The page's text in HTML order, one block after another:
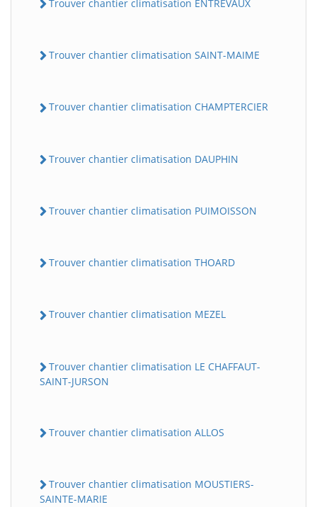
Trouver chantier climatisation ENTREVAUX
Trouver chantier climatisation SAINT-MAIME
Trouver chantier climatisation CHAMPTERCIER
Trouver chantier climatisation DAUPHIN
Trouver chantier climatisation PUIMOISSON
Trouver chantier climatisation THOARD
Trouver chantier climatisation MEZEL
Trouver chantier climatisation LE CHAFFAUT-
SAINT-JURSON
Trouver chantier climatisation ALLOS
Trouver chantier climatisation MOUSTIERS-
SAINTE-MARIE